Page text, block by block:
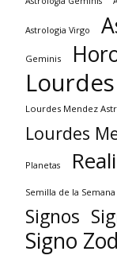
Astrologia Virgo
Geminis
Lourdes Mendez
Lourdes
Planetas
Semilla de la Semana
Signos
Signo